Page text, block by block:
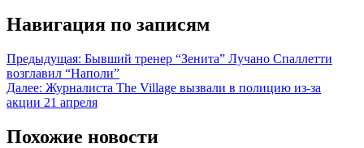
Навигация по записям
Предыдущая: Бывший тренер “Зенита” Лучано Спаллетти
возглавил “Наполи”
Далее: Журналиста The Village вызвали в полицию из-за
акции 21 апреля
Похожие новости